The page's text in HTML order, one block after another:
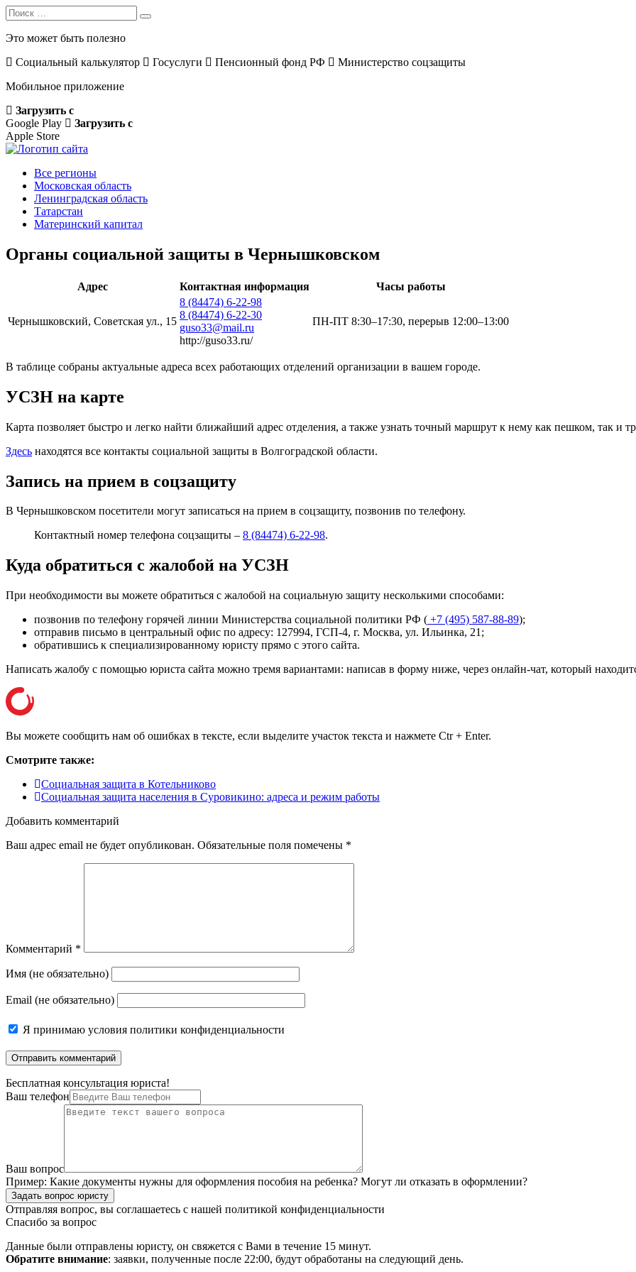
Search
for:
Search
Это может быть полезно
Социальный калькулятор
Госуслуги Пенсионный фонд РФ
Министерство соцзащиты
Мобильное приложение
Загрузить с
Google Play
Загрузить с
Apple Store
Все регионы
Московская область
Ленинградская область
Татарстан
Материнский капитал
Органы социальной защиты в Чернышковском
Адрес Контактная информация Часы работы
Чернышковский, Советская ул., 15
8 (84474) 6-22-98
8 (84474) 6-22-30
guso33@mail.ru
http://guso33.ru/
ПН-ПТ 8:30–17:30, перерыв 12:00–13:00
В таблице собраны актуальные адреса всех работающих отделений организации в вашем городе.
УСЗН на карте
Карта позволяет быстро и легко найти ближайший адрес отделения, а также узнать точный маршрут к нему как пешком, так и
Здесь находятся все контакты социальной защиты в Волгоградской области.
Запись на прием в соцзащиту
В Чернышковском посетители могут записаться на прием в соцзащиту, позвонив по телефону.
Контактный номер телефона соцзащиты – 8 (84474) 6-22-98.
Куда обратиться с жалобой на УСЗН
При необходимости вы можете обратиться с жалобой на социальную защиту несколькими способами:
позвонив по телефону горячей линии Министерства социальной политики РФ ( +7 (495) 587-88-89);
отправив письмо в центральный офис по адресу: 127994, ГСП-4, г. Москва, ул. Ильинка, 21 ;
обратившись к специализированному юристу прямо с этого сайта.
Написать жалобу с помощью юриста сайта можно тремя вариантами: написав в форму ниже, через онлайн-чат, который
Вы можете сообщить нам об ошибках в тексте, если выделите участок текста и нажмете Ctr + Enter.
Смотрите также:
Социальная защита в Котельниково
Социальная защита населения в Суровикино: адреса и режим работы
Добавить комментарий
Ваш адрес email не будет опубликован. Обязательные поля помечены *
Комментарий *
Имя (не обязательно)
Email (не обязательно)
Я принимаю условия политики конфиденциальности
Бесплатная консультация юриста!
Ваш телефон
Ваш вопрос
Пример: Какие документы нужны для оформления пособия на ребенка? Могут ли отказать в оформлении?
Задать вопрос юристу
Отправляя вопрос, вы соглашаетесь с нашей политикой конфиденциальности
Спасибо за вопрос
Данные были отправлены юристу, он свяжется с Вами в течение 15 минут.
Обратите внимание: заявки, полученные после 22:00, будут обработаны на следующий день.